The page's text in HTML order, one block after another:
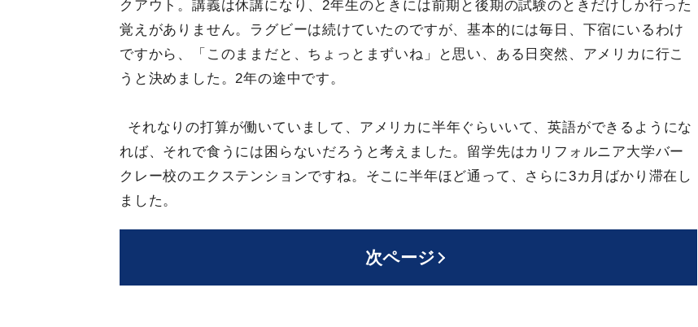
クアウト。講義は休講になり、2年生のときには前期と後期の試験のときだけしか行った
覚えがありません。ラグビーは続けていたのですが、基本的には毎日、下宿にいるわけ
ですから、「このままだと、ちょっとまずいね」と思い、ある日突然、アメリカに行こ
うと決めました。2年の途中です。
それなりの打算が働いていまして、アメリカに半年ぐらいいて、英語ができるようにな
れば、それで食うには困らないだろうと考えました。留学先はカリフォルニア大学バー
クレー校のエクステンションですね。そこに半年ほど通って、さらに3カ月ばかり滞在し
ました。
次ページ